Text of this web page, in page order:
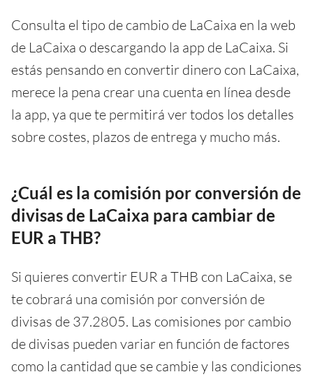
Consulta el tipo de cambio de LaCaixa en la web
de LaCaixa o descargando la app de LaCaixa. Si
estás pensando en convertir dinero con LaCaixa,
merece la pena crear una cuenta en línea desde
la app, ya que te permitirá ver todos los detalles
sobre costes, plazos de entrega y mucho más.
¿Cuál es la comisión por conversión de
divisas de LaCaixa para cambiar de
EUR a THB?
Si quieres convertir EUR a THB con LaCaixa, se
te cobrará una comisión por conversión de
divisas de 37.2805. Las comisiones por cambio
de divisas pueden variar en función de factores
como la cantidad que se cambie y las condiciones